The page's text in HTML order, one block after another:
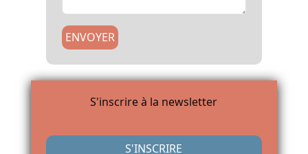
ENVOYER
S'inscrire à la newsletter
S'INSCRIRE